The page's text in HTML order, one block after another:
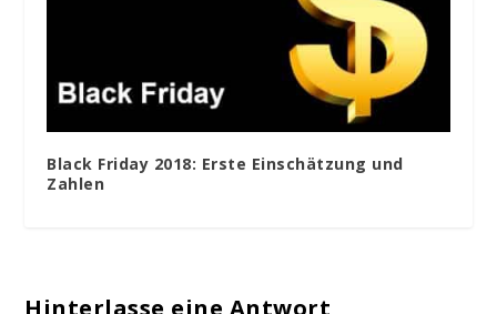
Black Friday 2018: Erste Einschätzung und
Zahlen
Hinterlasse eine Antwort